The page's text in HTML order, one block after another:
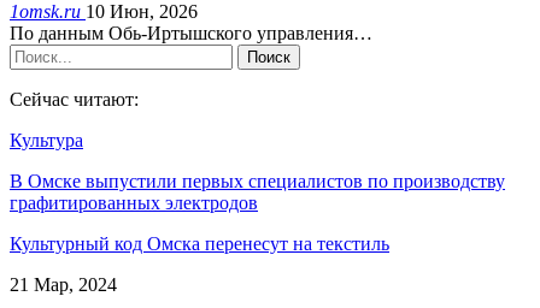
1omsk.ru 10 Июн, 2026
По данным Обь-Иртышского управления…
Сейчас читают:
Культура
В Омске выпустили первых специалистов по производству
графитированных электродов
Культурный код Омска перенесут на текстиль
21 Мар, 2024